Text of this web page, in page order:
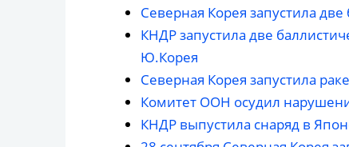
Северная Корея запустила
КНДР запустила две
Ю.Корея
Северная Корея запустила
Комитет ООН осудил
КНДР выпустила снаряд в